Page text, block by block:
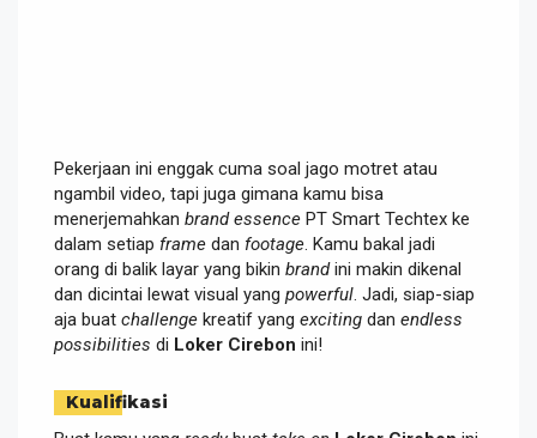
Pekerjaan ini enggak cuma soal jago motret atau
ngambil video, tapi juga gimana kamu bisa
menerjemahkan brand essence PT Smart Techtex ke
dalam setiap frame dan footage . Kamu bakal jadi
orang di balik layar yang bikin brandini makin dikenal
dan dicintai lewat visual yang powerful . Jadi, siap-siap
aja buat challenge kreatif yang exciting dan endless
possibilities di Loker Cirebon ini!
Kualifikasi